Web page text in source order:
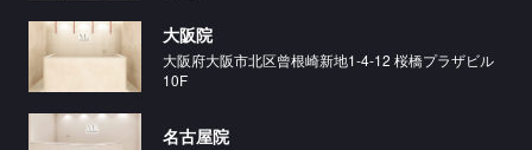
大阪院
大阪府大阪市北区曾根崎新地1-4-12 桜橋プラザビル
10F
名古屋院